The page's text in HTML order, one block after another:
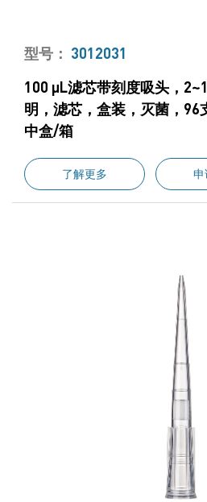
型号： 3012031
100 μL滤芯带刻度吸头，
明，滤芯，盒装，灭菌，
中盒/箱
了解更多 申